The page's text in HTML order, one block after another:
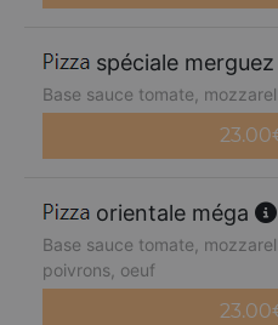
spéciale
Base sauce tomate,
23.00
orientale méga
Base sauce tomate,
poivrons, oeuf
23.00